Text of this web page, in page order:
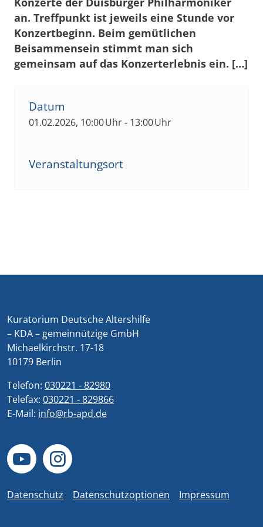
an. Treffpunkt ist jeweils eine Stunde vor
Konzertbeginn. Beim gemütlichen
Beisammensein stimmt man sich
gemeinsam auf das Konzerterlebnis ein. […]
Datum
01.02.2026, 10:00 Uhr - 13:00 Uhr
Veranstaltungsort
Kuratorium Deutsche Altershilfe
– KDA – gemeinnützige GmbH
Michaelkirchstr. 17-18
10179 Berlin
Telefon: 030221 - 82980
Telefax: 030221 - 829866
E-Mail: info@rb-apd.de
Datenschutz Datenschutzoptionen Impressum